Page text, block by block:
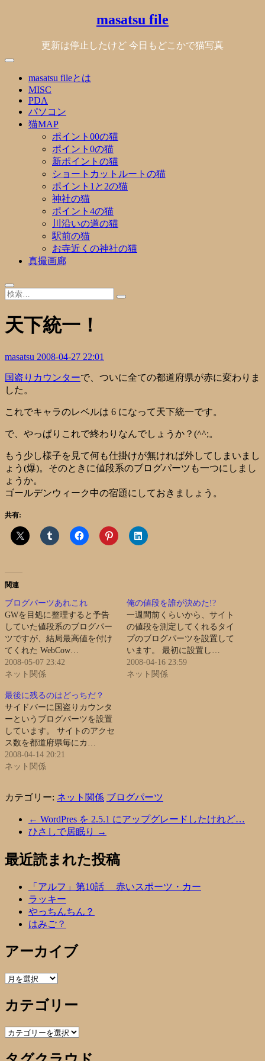
masatsu file
更新は停止したけど 今日もどこかで猫写真
masatsu fileとは
MISC
PDA
パソコン
猫MAP
ポイント00の猫
ポイント0の猫
新ポイントの猫
ショートカットルートの猫
ポイント1と2の猫
神社の猫
ポイント4の猫
川沿いの道の猫
駅前の猫
お寺近くの神社の猫
真撮画廊
天下統一！
masatsu 2008-04-27 22:01
国盗りカウンターで、ついに全ての都道府県が赤に変わりま
した。
これでキャラのレベルは 6 になって天下統一です。
で、やっぱりこれで終わりなんでしょうか？(^^;。
もう少し様子を見て何も仕掛けが無ければ外してしまいまし
ょう(爆)。そのときに値段系のブログパーツも一つにしまし
ょうか。
ゴールデンウィーク中の宿題にしておきましょう。
共有:
関連
ブログパーツあれこれ
GWを目処に整理すると予告
していた値段系のブログパー
ツですが、結局最高値を付け
てくれた WebCow…
2008-05-07 23:42
ネット関係
俺の値段を誰が決めた!?
一週間前くらいから、サイト
の値段を測定してくれるタイ
プのブログパーツを設置して
います。 最初に設置し…
2008-04-16 23:59
ネット関係
最後に残るのはどっちだ？
サイドバーに国盗りカウンタ
ーというブログパーツを設置
しています。 サイトのアクセ
ス数を都道府県毎にカ…
2008-04-14 20:21
ネット関係
カテゴリー: ネット関係 ブログパーツ
← WordPres を 2.5.1 にアップグレードしたけれど…
ひさしで居眠り
→
最近読まれた投稿
「アルフ」第10話 赤いスポーツ・カー
ラッキー
やっちんちん？
はみご？
アーカイブ
ア
カ
イ
ブ
カテゴリー
カ
ゴ